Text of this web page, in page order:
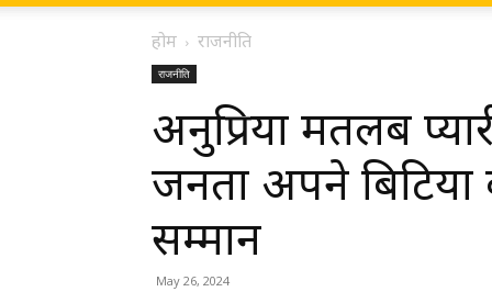
होम राजनीति
राजनीति
अनुप्रिया मतलब
जनता अपने बिटिया
सम्मान
May 26, 2024